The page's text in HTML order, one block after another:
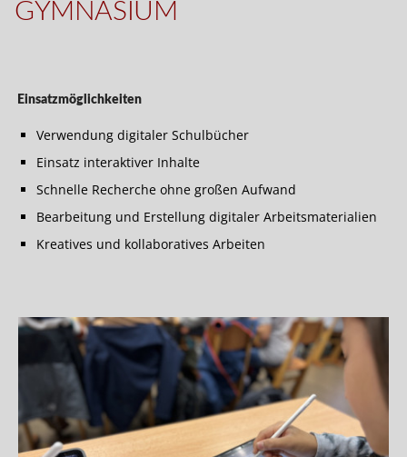
GYMNASIUM
Einsatzmöglichkeiten
Verwendung digitaler Schulbücher
Einsatz interaktiver Inhalte
Schnelle Recherche ohne großen Aufwand
Bearbeitung und Erstellung digitaler Arbeitsmaterialien
Kreatives und kollaboratives Arbeiten